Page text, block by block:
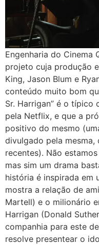
Engenharia do Cinema
projeto cuja produção
King, Jason Blum e
conteúdo muito bom
Sr. Harrigan” é o típico
pela Netflix, e que a
positivo do mesmo
divulgado pela
recentes). Não
mas sim um drama
história é inspirada em
mostra a relação de
Martell) e o milionário
Harrigan (Donald
companhia para este
resolve presentear o